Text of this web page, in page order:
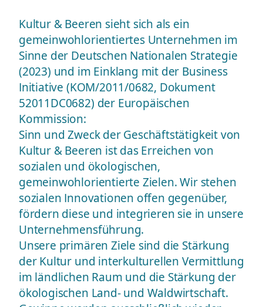
Kultur & Beeren sieht sich als ein
gemeinwohlorientiertes Unternehmen im
Sinne der Deutschen Nationalen Strategie
(2023) und im Einklang mit der Business
Initiative (KOM/2011/0682, Dokument
52011DC0682) der Europäischen
Kommission:
Sinn und Zweck der Geschäftstätigkeit von
Kultur & Beeren ist das Erreichen von
sozialen und ökologischen,
gemeinwohlorientierte Zielen. Wir stehen
sozialen Innovationen offen gegenüber,
fördern diese und integrieren sie in unsere
Unternehmensführung.
Unsere primären Ziele sind die Stärkung
der Kultur und interkulturellen Vermittlung
im ländlichen Raum und die Stärkung der
ökologischen Land- und Waldwirtschaft.